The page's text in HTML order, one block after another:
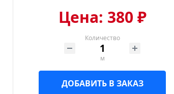
Цена: 380 ₽
Количество
м
ДОБАВИТЬ В ЗАКАЗ